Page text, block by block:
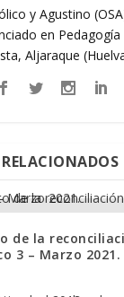
y Agustino
en Pedagogía
Aljaraque
de la
3 – Marzo 2021.